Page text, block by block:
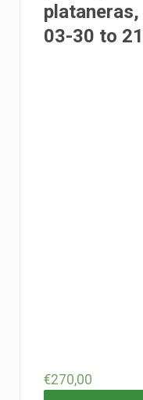
03-30 to
€270,00